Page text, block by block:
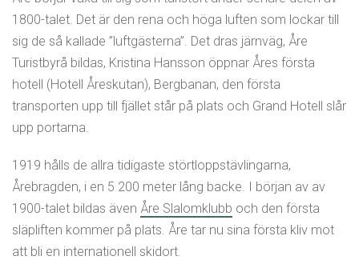
1800-talet. Det är den rena och höga luften som lockar till
sig de så kallade ”luftgästerna”. Det dras järnväg, Åre
Turistbyrå bildas, Kristina Hansson öppnar Åres första
hotell (Hotell Åreskutan), Bergbanan, den första
transporten upp till fjället står på plats och Grand Hotell slår
upp portarna.
1919 hålls de allra tidigaste störtloppstävlingarna,
Årebragden, i en 5 200 meter lång backe. I början av av
1900-talet bildas även Åre Slalomklubb och den första
släpliften kommer på plats. Åre tar nu sina första kliv mot
att bli en internationell skidort.